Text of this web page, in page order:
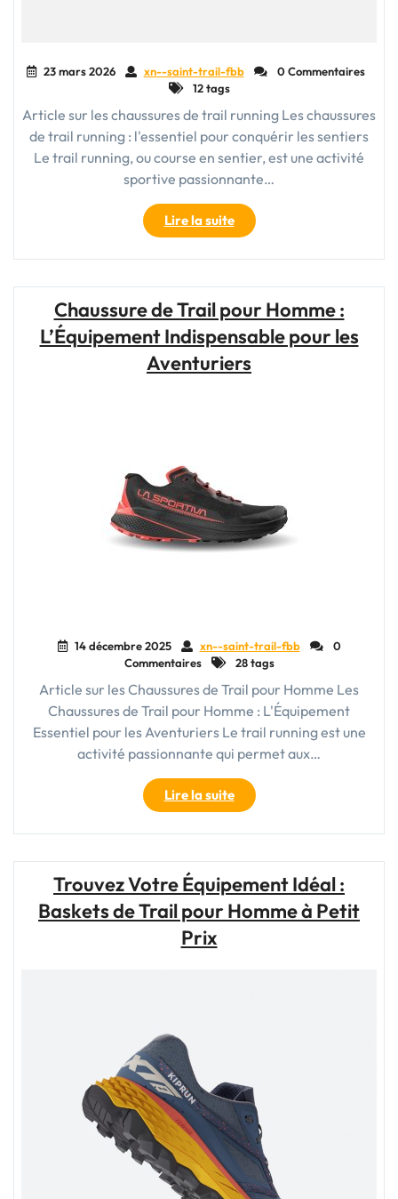
23 mars 2026 xn--saint-trail-fbb
0 Commentaires
12 tags
Article sur les chaussures de trail running Les chaussures
de trail running : l'essentiel pour conquérir les sentiers
Le trail running, ou course en sentier, est une activité
sportive passionnante…
Lire la suite"Choisir
les
Meilleures
Trail
Running
pour
Vos
Chaussure de Trail pour Homme :
L’Équipement Indispensable pour les
Aventuriers
14 décembre 2025 xn--saint-trail-fbb
0
Commentaires
28 tags
Article sur les Chaussures de Trail pour Homme Les
Chaussures de Trail pour Homme : L'Équipement
Essentiel pour les Aventuriers Le trail running est une
activité passionnante qui permet aux…
Lire la suite"Chaussure
de
Trail
:
L’Équipement
Trouvez Votre Équipement Idéal :
Baskets de Trail pour Homme à Petit
Prix